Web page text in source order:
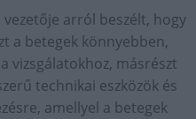
arról beszélt, hogy
a betegek könnyebben,
vizsgálatokhoz, másrészt
technikai eszközök és
amellyel a betegek